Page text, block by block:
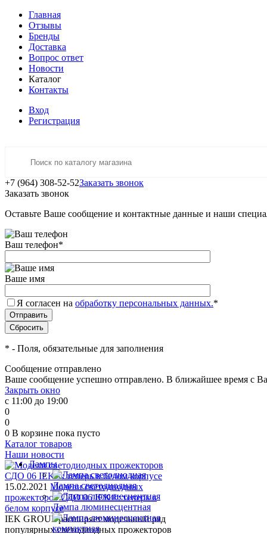
Главная
Отзывы
Бренды
Доставка
Вопрос ответ
Новости
Каталог
Контакты
Вход
Регистрация
+7 (964) 308-52-52Заказать звонок
Заказать звонок
Оставьте Ваше сообщение и контактные данные и наши
Ваш телефон*
Ваше имя
Я согласен на обработку персональных данных.*
* - Поля, обязательные для заполнения
Сообщение отправлено
Ваше сообщение успешно отправлено. В ближайшее время с
Закрыть окно
с 11:00 до 19:00
0
0
0 В корзине пока пусто
Каталог товаров
Лампы
Лампа светодиодная
Лампа люминесцентная
Наши новости
15.02.2021 Модели светодиодных
прожекторов СДО 06 IEK®: теперь в
белом корпусе
IEK GROUP расширяет модельный ряд
популярных светодиодных прожекторов